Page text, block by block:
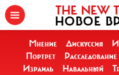
THE NEW
НОВОЕ
Мнение Дискуссия
Портрет
Расследование
Израиль
Навальный